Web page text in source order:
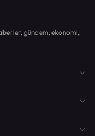
gündem, ekonomi,